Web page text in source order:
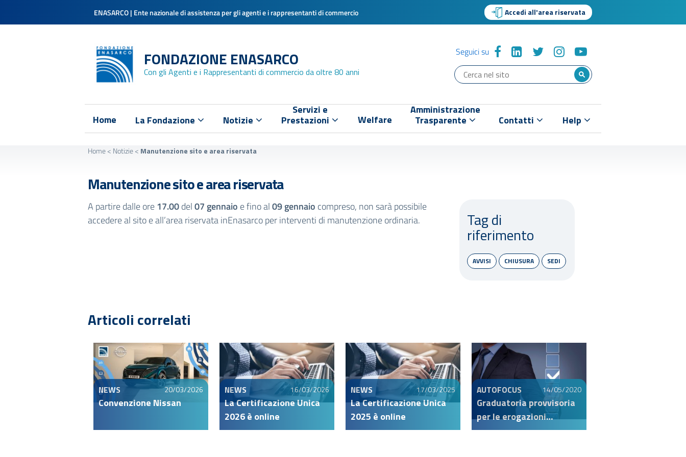
ENASARCO | Ente nazionale di assistenza per gli agenti e i rappresentanti di commercio Accedi all'area riservata
FONDAZIONE ENASARCO
Con gli Agenti e i Rappresentanti di commercio da oltre 80 anni
Seguici su
Home La Fondazione Notizie
Servizi e
Prestazioni Welfare
Amministrazione
Trasparente Contatti Help
Home< Notizie< Manutenzione sito e area riservata
Manutenzione sito e area riservata
A partire dalle ore17.00del07 gennaio e fino al09 gennaio compreso, non sarà possibile
accedere al sito e all’area riservata inEnasarco per interventi di manutenzione ordinaria.
Tag di
riferimento
AVVISI CHIUSURA SEDI
Articoli correlati
NEWS 20/03/2026
Convenzione Nissan
NEWS 16/03/2026
La Certificazione Unica
2026 è online
NEWS 17/03/2025
La Certificazione Unica
2025 è online
AUTOFOCUS 14/05/2020
Graduatoria provvisoria
per le erogazioni
straordinarie Covid-19